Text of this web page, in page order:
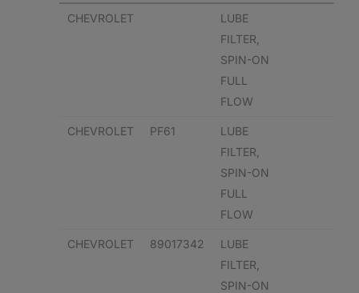
CHEVROLET
LUBE
FILTER,
SPIN-ON
FULL
FLOW
CHEVROLET PF61
LUBE
FILTER,
SPIN-ON
FULL
FLOW
CHEVROLET 89017342
LUBE
FILTER,
SPIN-ON